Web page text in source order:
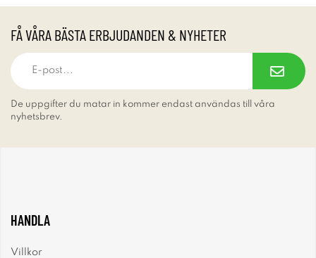
FÅ VÅRA BÄSTA ERBJUDANDEN & NYHETER
De uppgifter du matar in kommer endast användas till våra
nyhetsbrev.
HANDLA
Villkor